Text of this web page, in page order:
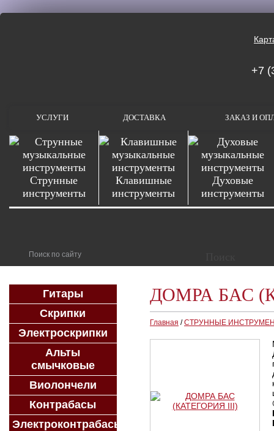
+7
УСЛУГИ ДОСТАВКА ЗАКАЗ И
Струнные
инструменты
Клавишные
инструменты
Духовые
инструменты
ДОМРА БАС
Главная /СТРУННЫЕ
Гитары
Скрипки
Электроскрипки
Альты
смычковые
Виолончели
Контрабасы
Электроконтрабасы